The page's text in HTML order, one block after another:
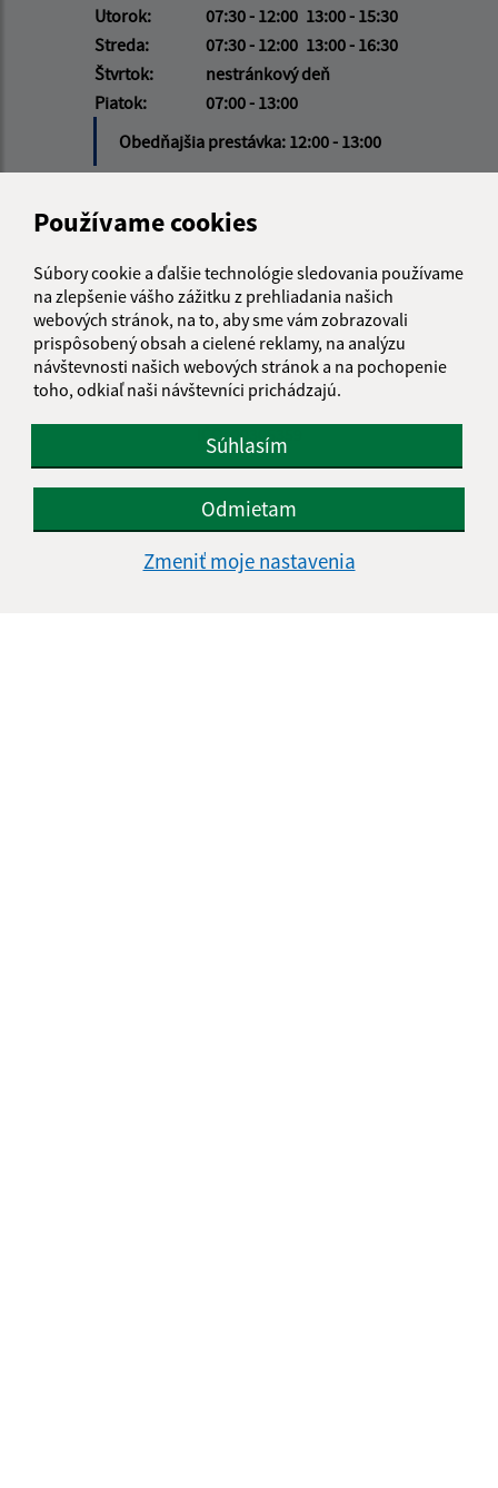
Používame cookies
Súbory cookie a ďalšie technológie sledovania používame
na zlepšenie vášho zážitku z prehliadania našich
webových stránok, na to, aby sme vám zobrazovali
prispôsobený obsah a cielené reklamy, na analýzu
návštevnosti našich webových stránok a na pochopenie
toho, odkiaľ naši návštevníci prichádzajú.
Súhlasím
Odmietam
Zmeniť moje nastavenia
Utorok:
07:30 - 12:00 13:00 - 15:30
Streda:
07:30 - 12:00 13:00 - 16:30
Štvrtok:
nestránkový deň
Piatok:
07:00 - 13:00
Obedňajšia prestávka: 12:00 - 13:00
Kontakt:
Obecný úrad Dobrohošť
Dobrohošť 99
930 31 Dobrohošť
obec@dobrohost.sk
+421 315 548 162
IČO: 00305359